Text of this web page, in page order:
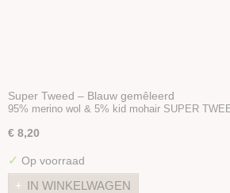
Super Tweed – Blauw gemêleerd
95% merino wol & 5% kid mohair SUPER
€ 8,20
✓ Op voorraad
IN WINKELWAGEN